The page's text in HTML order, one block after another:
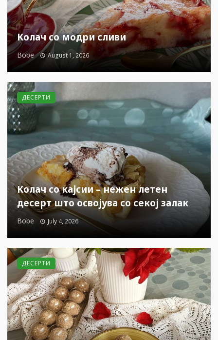
Колач со модри сливи
Bobe August 1, 2026
Колач со кајсии – нежен летен
десерт што освојува со секој залак
Bobe July 4, 2026
ДЕСЕРТИ
ДЕСЕРТИ